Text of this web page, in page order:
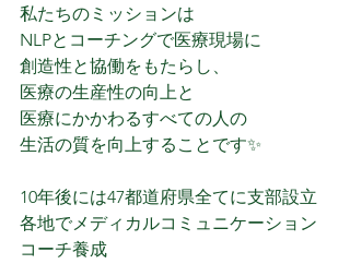
私たちのミッションは
NLPとコーチングで医療現場に
創造性と協働をもたらし、
医療の生産性の向上と
医療にかかわるすべての人の
生活の質を向上することです✨
10年後には47都道府県全てに支部設立
各地でメディカルコミュニケーション
コーチ養成